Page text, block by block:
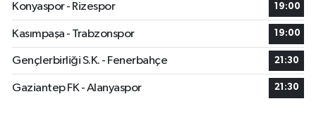
Konyaspor - Rizespor
19:00
Kasımpaşa - Trabzonspor 19:00
Gençlerbirliği S.K. - Fenerbahçe 21:30
Gaziantep FK - Alanyaspor 21:30